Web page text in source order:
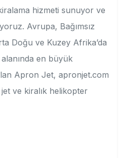
hizmeti sunuyor ve
Avrupa, Bağımsız
Doğu ve Kuzey Afrika’da
en büyük
Apron Jet, apronjet.com
ve kiralık helikopter